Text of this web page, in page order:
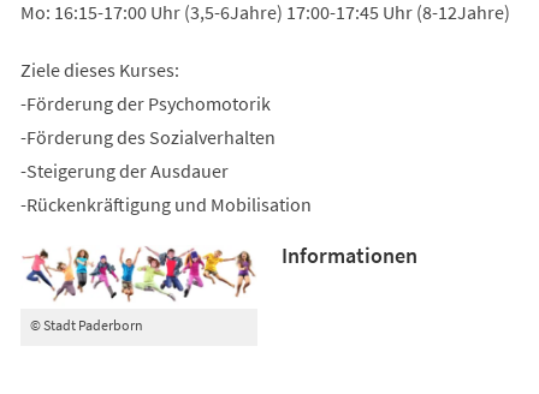
Mo: 16:15-17:00 Uhr (3,5-6Jahre) 17:00-17:45 Uhr (8-12Jahre)
Ziele dieses Kurses:
-Förderung der Psychomotorik
-Förderung des Sozialverhalten
-Steigerung der Ausdauer
-Rückenkräftigung und Mobilisation
© Stadt Paderborn
Informationen